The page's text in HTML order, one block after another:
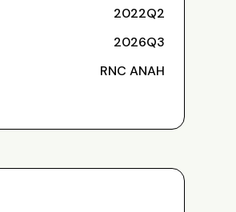
2022Q2
2026Q3
RNC ANAH